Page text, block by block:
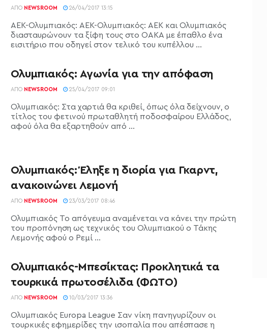
ΑΠΌ NEWSROOM 26/04/2017 13:15
ΑΕΚ-Ολυμπιακός: ΑΕΚ-Ολυμπιακός: ΑΕΚ και Ολυμπιακός
διασταυρώνουν τα ξίφη τους στο ΟΑΚΑ με έπαθλο ένα
εισιτήριο που οδηγεί στον τελικό του κυπέλλου ...
Ολυμπιακός: Αγωνία για την απόφαση
ΑΠΌ NEWSROOM 25/04/2017 09:01
Ολυμπιακός: Στα χαρτιά θα κριθεί, όπως όλα δείχνουν, ο
τίτλος του φετινού πρωταθλητή ποδοσφαίρου Ελλάδος,
αφού όλα θα εξαρτηθούν από ...
Ολυμπιακός: Έληξε η διορία για Γκαρντ,
ανακοινώνει Λεμονή
ΑΠΌ NEWSROOM 23/03/2017 08:46
Ολυμπιακός Το απόγευμα αναμένεται να κάνει την πρώτη
του προπόνηση ως τεχνικός του Ολυμπιακού ο Τάκης
Λεμονής αφού ο Ρεμί ...
Ολυμπιακός-Μπεσίκτας: Προκλητικά τα
τουρκικά πρωτοσέλιδα (ΦΩΤΟ)
ΑΠΌ NEWSROOM 10/03/2017 13:36
Ολυμπιακός Europa League Σαν νίκη πανηγυρίζουν οι
τουρκικές εφημερίδες την ισοπαλία που απέσπασε η